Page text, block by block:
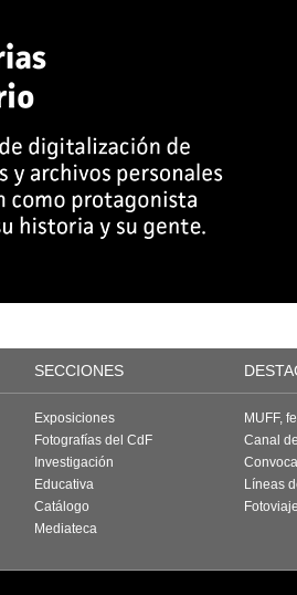
SECCIONES
Exposiciones
Fotografías del CdF
Investigación
Educativa
Catálogo
Mediateca
MUFF,
Canal
Líneas